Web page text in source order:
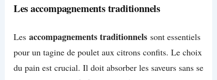
Les accompagnements traditionnels
Les accompagnements traditionnelssont essentiels
pour un tagine de poulet aux citrons confits. Le choix
du pain est crucial. Il doit absorber les saveurs sans se